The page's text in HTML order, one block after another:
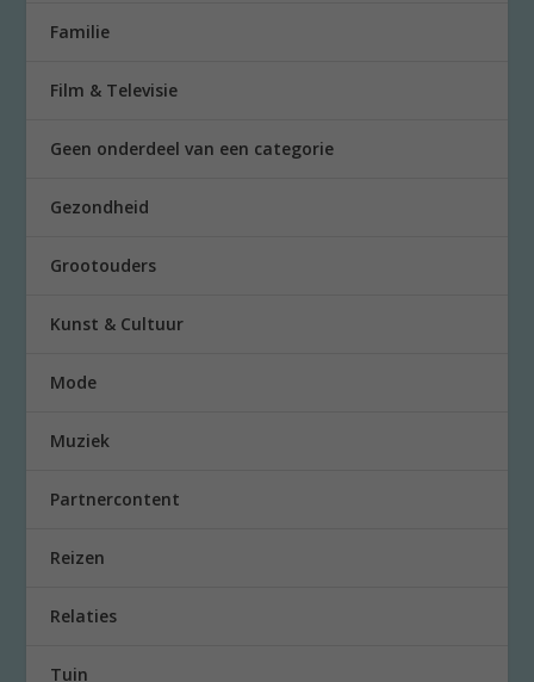
Familie
Film & Televisie
Geen onderdeel van een categorie
Gezondheid
Grootouders
Kunst & Cultuur
Mode
Muziek
Partnercontent
Reizen
Relaties
Tuin